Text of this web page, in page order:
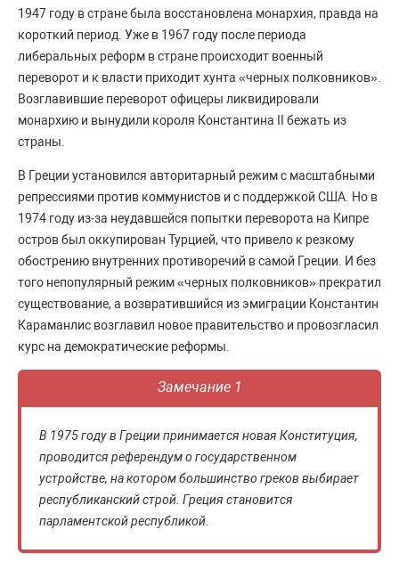
1947 году в стране была восстановлена монархия, правда на
короткий период. Уже в 1967 году после периода
либеральных реформ в стране происходит военный
переворот и к власти приходит хунта «черных полковников».
Возглавившие переворот офицеры ликвидировали
монархию и вынудили короля Константина II бежать из
страны.
В Греции установился авторитарный режим с масштабными
репрессиями против коммунистов и с поддержкой США. Но в
1974 году из-за неудавшейся попытки переворота на Кипре
остров был оккупирован Турцией, что привело к резкому
обострению внутренних противоречий в самой Греции. И без
того непопулярный режим «черных полковников» прекратил
существование, а возвратившийся из эмиграции Константин
Караманлис возглавил новое правительство и провозгласил
курс на демократические реформы.
Замечание 1
В 1975 году в Греции принимается новая Конституция,
проводится референдум о государственном
устройстве, на котором большинство греков выбирает
республиканский строй. Греция становится
парламентской республикой.